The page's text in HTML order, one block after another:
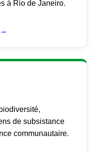
à Rio de Janeiro.
de subsistance
communautaire.